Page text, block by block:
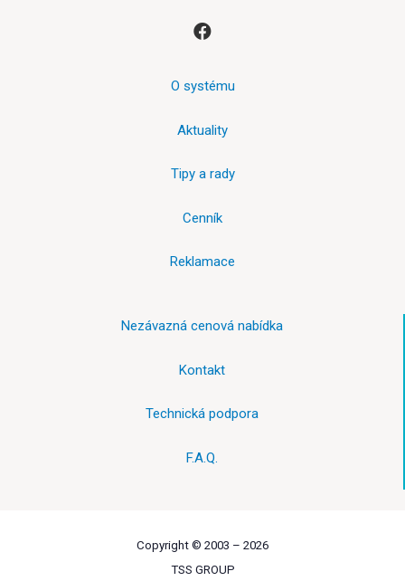
O systému
Aktuality
Tipy a rady
Cenník
Reklamace
Nezávazná cenová nabídka
Kontakt
Technická podpora
F.A.Q.
Copyright © 2003 – 2026
TSS GROUP